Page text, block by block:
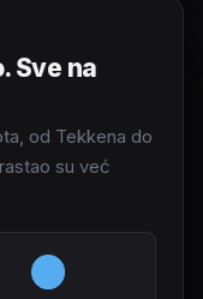
Sve na
od Tekkena do
su već